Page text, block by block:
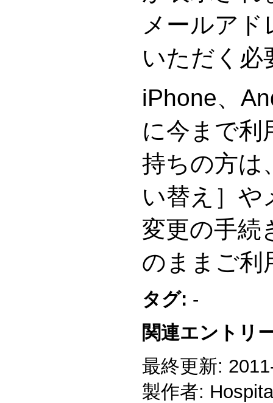
メールア
いただく必
iPhone、
に今まで利
持ちの方は
い替え］や
変更の手続
のままご利
タグ: -
関連エントリ
最終更新:
製作者: